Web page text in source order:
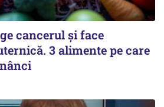
cancerul și face
3 alimente pe care